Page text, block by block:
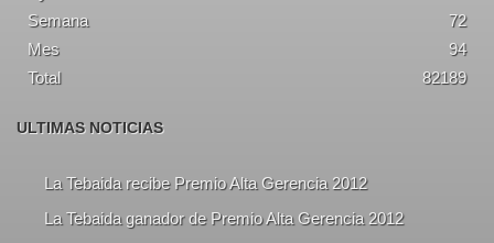
Semana
72
Mes
94
Total
82189
ULTIMAS NOTICIAS
La Tebaida recibe Premio Alta Gerencia 2012
La Tebaida ganador de Premio Alta Gerencia 2012